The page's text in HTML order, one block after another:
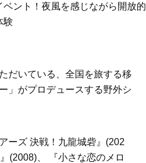
ント！夜風を感じながら開放的
験
だいている、全国を旅する移
」がプロデュースする野外シ
ーズ 決戦！九龍城砦』(202
(2008)、 『小さな恋のメロ